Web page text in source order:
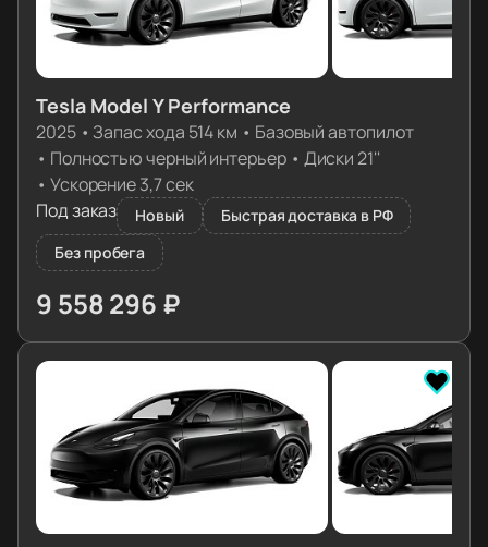
Tesla Model Y Performance
2025• Запас хода 514 км • Базовый автопилот
• Полностью черный интерьер• Диски 21''
• Ускорение 3,7 сек
Под заказ
Новый
Быстрая доставка в РФ
Без пробега
9 558 296 ₽
≈ 96 762€